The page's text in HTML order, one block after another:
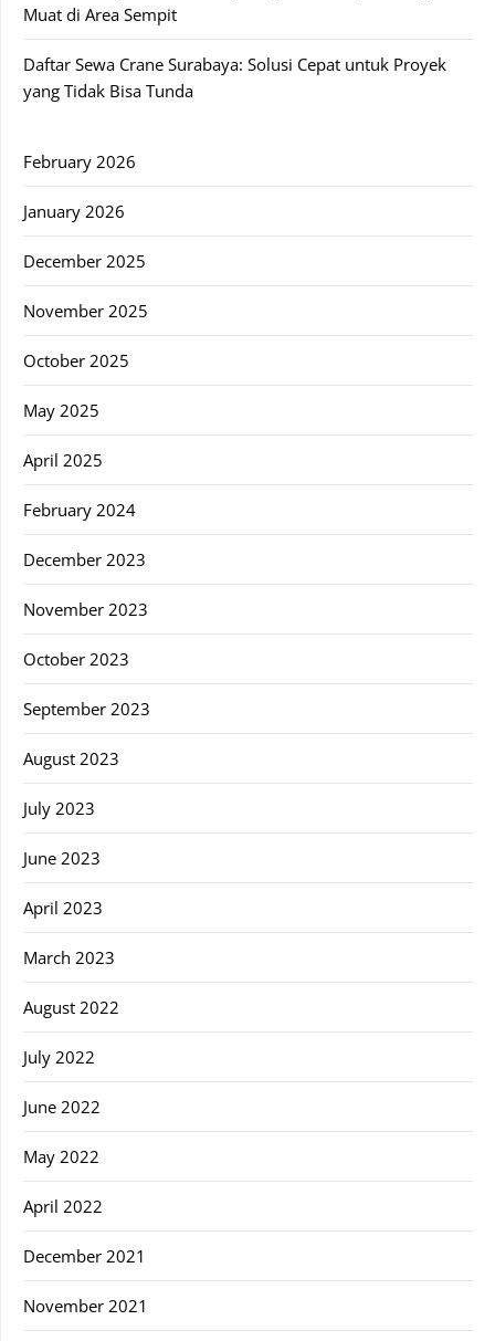
Muat di Area Sempit
Daftar Sewa Crane Surabaya: Solusi Cepat untuk Proyek
yang Tidak Bisa Tunda
February 2026
January 2026
December 2025
November 2025
October 2025
May 2025
April 2025
February 2024
December 2023
November 2023
October 2023
September 2023
August 2023
July 2023
June 2023
April 2023
March 2023
August 2022
July 2022
June 2022
May 2022
April 2022
December 2021
November 2021